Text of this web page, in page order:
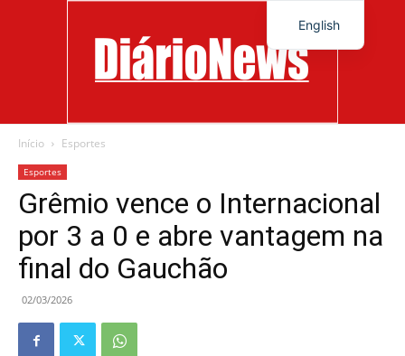
News
Início Esportes
Esportes
Grêmio vence o Internacional
por 3 a 0 e abre vantagem na
final do Gauchão
02/03/2026
English